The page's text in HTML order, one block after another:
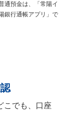
通預金は、「常陽イ
銀行通帳アプリ」で
こでも、口座